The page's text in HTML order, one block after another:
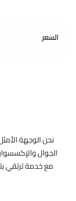
السعر
نحن الوجهة
الجوال
مع خدمة ترتقي